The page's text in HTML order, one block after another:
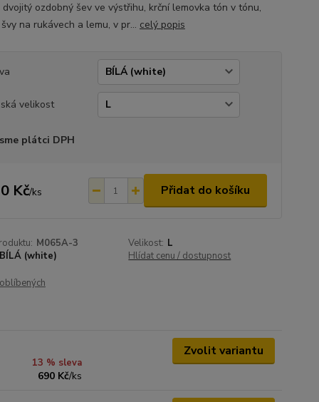
ozdobný šev ve výstřihu, krční lemovka tón v tónu,
na rukávech a lemu, v pr... celý popis
velikost
plátci DPH
Kč/ks Přidat do košíku
M065A-3 Velikost: L
(white)
Hlídat cenu / dostupnost
13 % sleva
690 Kč/ks
Zvolit variantu